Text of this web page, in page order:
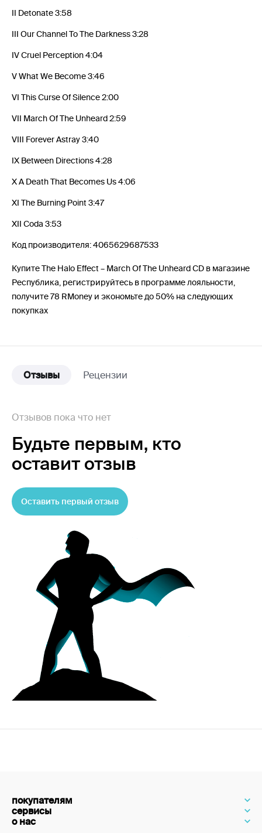
II Detonate 3:58
III Our Channel To The Darkness 3:28
IV Cruel Perception 4:04
V What We Become 3:46
VI This Curse Of Silence 2:00
VII March Of The Unheard 2:59
VIII Forever Astray 3:40
IX Between Directions 4:28
X A Death That Becomes Us 4:06
XI The Burning Point 3:47
XII Coda 3:53
Код производителя: 4065629687533
Купите The Halo Effect – March Of The Unheard CD в магазине
Республика, регистрируйтесь в программе лояльности,
получите 78 RMoney и экономьте до 50% на следующих
покупках
Отзывы Рецензии
Отзывов пока что нет
Будьте первым, кто
оставит отзыв
Оставить первый отзыв
покупателям
сервисы
о нас